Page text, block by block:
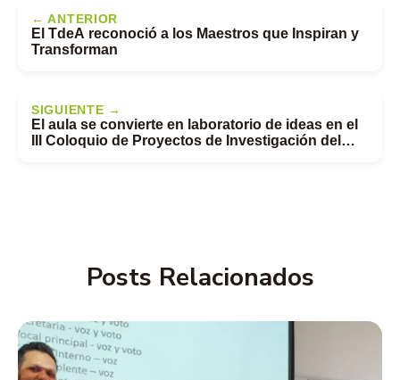
← ANTERIOR
El TdeA reconoció a los Maestros que Inspiran y
Transforman
SIGUIENTE →
El aula se convierte en laboratorio de ideas en el
III Coloquio de Proyectos de Investigación del
Posts Relacionados